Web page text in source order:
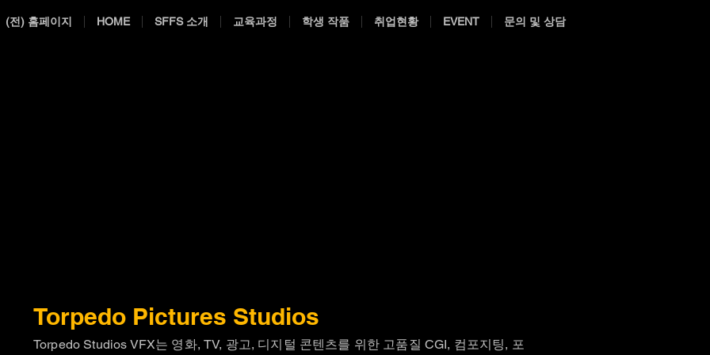
(전) 홈페이지 HOME SFFS 소개 교육과정 학생 작품 취업현황 EVENT 문의 및 상담
Torpedo Pictures Studios
Torpedo Studios VFX는 영화, TV, 광고, 디지털 콘텐츠를 위한 고품질 CGI, 컴포지팅, 포